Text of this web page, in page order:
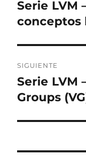
entradas
Entrada
anterior:
Serie LVM
conceptos
SIGUIENTE
Entrada
siguiente:
Serie LVM
Groups